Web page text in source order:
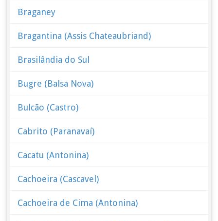
Braganey
Bragantina (Assis Chateaubriand)
Brasilândia do Sul
Bugre (Balsa Nova)
Bulcão (Castro)
Cabrito (Paranavaí)
Cacatu (Antonina)
Cachoeira (Cascavel)
Cachoeira de Cima (Antonina)